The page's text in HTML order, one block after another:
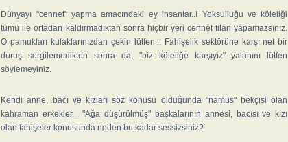
Dünyayı "cennet" yapma amacındaki ey insanlar..! Yoksulluğu ve köleliği
tümü ile ortadan kaldırmadıktan sonra hiçbir yeri cennet filan yapamazsınız.
O pamukları kulaklarınızdan çekin lütfen... Fahişelik sektörüne karşı net bir
duruş sergilemedikten sonra da, "biz köleliğe karşıyız" yalanını lütfen
söylemeyiniz.
Kendi anne, bacı ve kızları söz konusu olduğunda "namus" bekçisi olan
kahraman erkekler... "Ağa düşürülmüş" başkalarının annesi, bacısı ve kızı
olan fahişeler konusunda neden bu kadar sessizsiniz?